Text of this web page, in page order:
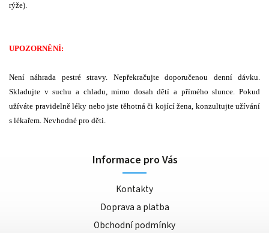
rýže).
UPOZORNĚNÍ:
Není náhrada pestré stravy. Nepřekračujte doporučenou denní dávku.
Skladujte v suchu a chladu, mimo dosah dětí a přímého slunce. Pokud
užíváte pravidelně léky nebo jste těhotná či kojící žena, konzultujte užívání
s lékařem. Nevhodné pro děti.
Informace pro Vás
Kontakty
Doprava a platba
Obchodní podmínky